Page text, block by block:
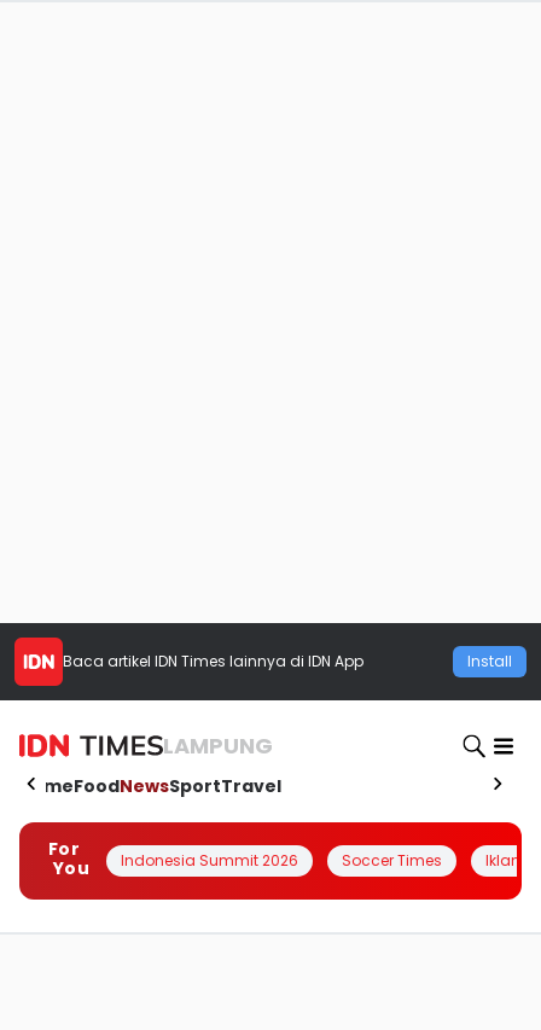
Baca artikel IDN Times lainnya di IDN App Install
LAMPUNG
HomeFoodNewsSportTravel
For
You
Indonesia Summit 2026 Soccer Times Iklanin